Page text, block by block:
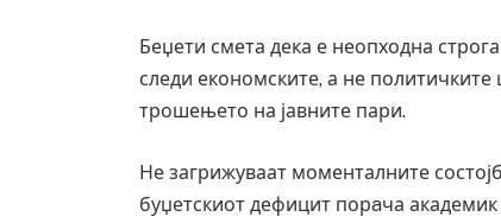
Беџети смета дека е неопходна
следи економските, а не
трошењето на јавните пари.
Не загрижуваат моменталните
буџетскиот дефицит порaча